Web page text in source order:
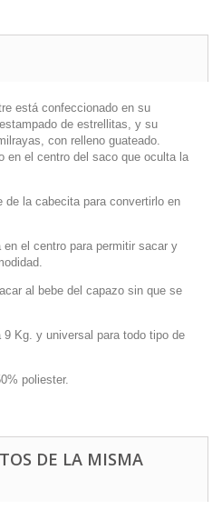
está confeccionado en su
de estrellitas, y su
con relleno guateado.
en el centro del saco que oculta la
de la cabecita para convertirlo en
el centro para permitir sacar y
al bebe del capazo sin que se
9 Kg. y universal para todo tipo de
poliester.
DE LA MISMA